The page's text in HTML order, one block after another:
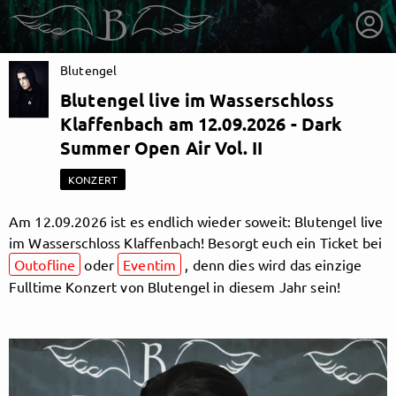
Blutengel
Blutengel live im Wasserschloss
Klaffenbach am 12.09.2026 - Dark
Summer Open Air Vol. II
KONZERT
Am 12.09.2026 ist es endlich wieder soweit: Blutengel live
im Wasserschloss Klaffenbach! Besorgt euch ein Ticket bei
Outofline oder Eventim , denn dies wird das einzige
Fulltime Konzert von Blutengel in diesem Jahr sein!